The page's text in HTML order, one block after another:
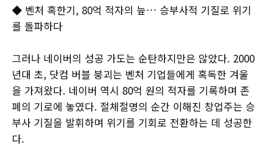
◆ 벤처 혹한기, 80억 적자의 늪… 승부사적 기질로 위기
를 돌파하다
그러나 네이버의 성공 가도는 순탄하지만은 않았다. 2000
년대 초, 닷컴 버블 붕괴는 벤처 기업들에게 혹독한 겨울
을 가져왔다. 네이버 역시 80억 원의 적자를 기록하며 존
폐의 기로에 놓였다. 절체절명의 순간 이해진 창업주는 승
부사 기질을 발휘하며 위기를 기회로 전환하는 데 성공한
다.